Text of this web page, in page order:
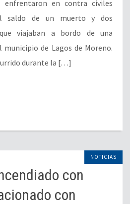
enfrentaron en contra civiles
saldo de un muerto y dos
viajaban a bordo de una
de Lagos de Moreno.
durante la […]
NOTICIAS
con
con